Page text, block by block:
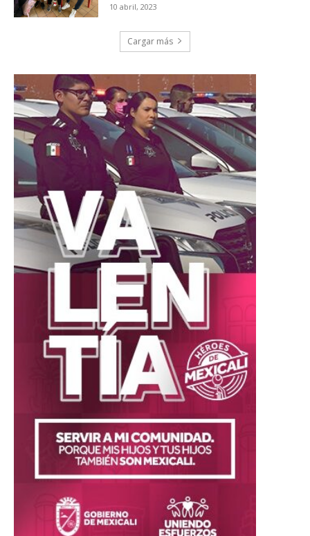
10 abril, 2023
Cargar más